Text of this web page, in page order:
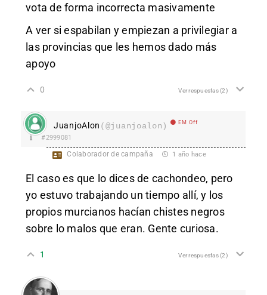
vota de forma incorrecta masivamente
A ver si espabilan y empiezan a privilegiar a
las provincias que les hemos dado más
apoyo
0 Ver respuestas(2)
JuanjoAlon (@juanjoalon) EM Off
#2999081
Colaborador de campaña 1 año hace
El caso es que lo dices de cachondeo, pero
yo estuvo trabajando un tiempo allí, y los
propios murcianos hacían chistes negros
sobre lo malos que eran. Gente curiosa.
1 Ver respuestas(2)